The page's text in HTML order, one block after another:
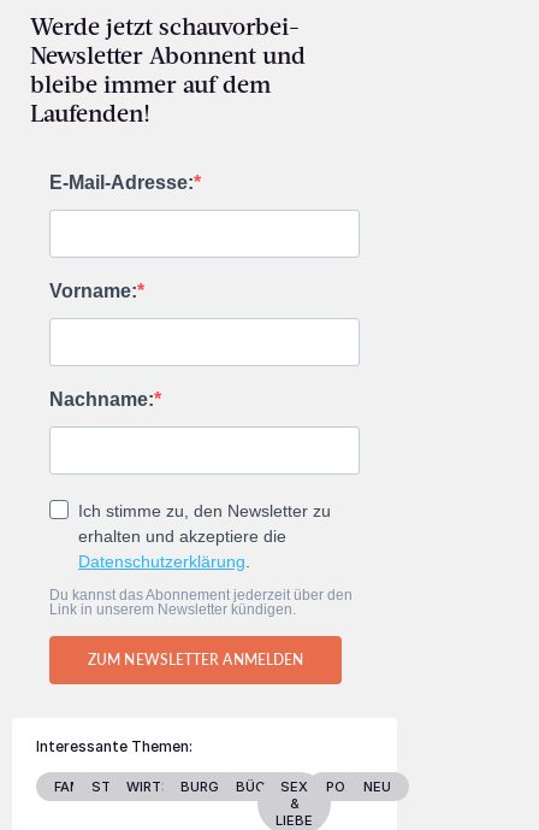
Werde jetzt schauvorbei-
Newsletter Abonnent und
bleibe immer auf dem
Laufenden!
E-Mail-Adresse:
Vorname:
Nachname:
Ich stimme zu, den Newsletter zu
erhalten und akzeptiere die
Datenschutzerklärung
Du kannst das Abonnement jederzeit über den
Link in unserem Newsletter kündigen.
ZUM NEWSLETTER ANMELDEN
Interessante Themen:
FAMILIESTARSWIRTSCHAFTBURGENLANDBÜCHERSEX
&
LIEBE
POLITIKNEU